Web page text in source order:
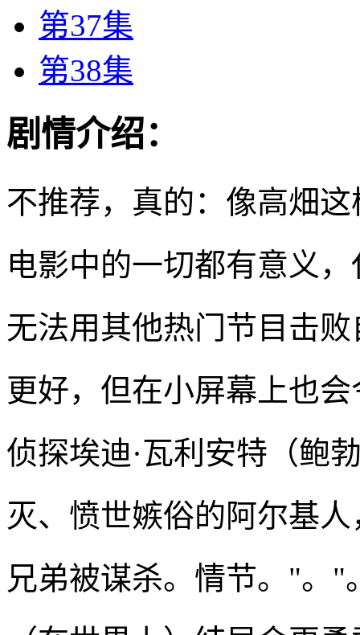
第37集
第38集
剧情介绍：
不推荐，真的：像高畑
电影中的一切都有意义
无法用其他热门节目击
更好，但在小屏幕上也
侦探埃迪·瓦利安特（鲍
灭、愤世嫉俗的阿尔基
兄弟被谋杀。情节。"。